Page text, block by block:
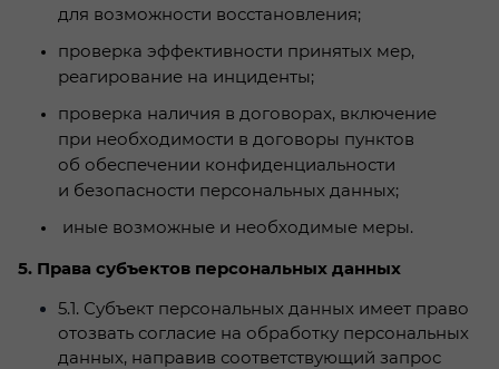
для возможности восстановления;
проверка эффективности принятых мер,
реагирование на инциденты;
проверка наличия в договорах, включение
при необходимости в договоры пунктов
об обеспечении конфиденциальности
и безопасности персональных данных;
иные возможные и необходимые меры.
5. Права субъектов персональных данных
5.1. Субъект персональных данных имеет право
отозвать согласие на обработку персональных
данных, направив соответствующий запрос